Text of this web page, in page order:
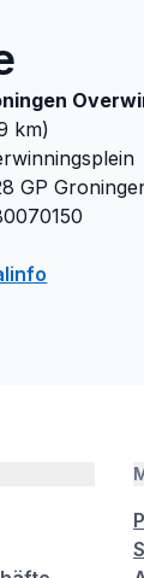
km)
GP